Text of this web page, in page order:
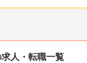
人・転職一覧